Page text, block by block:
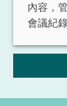
內容，
會議紀